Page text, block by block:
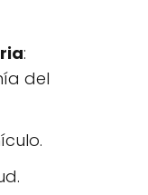
:
del